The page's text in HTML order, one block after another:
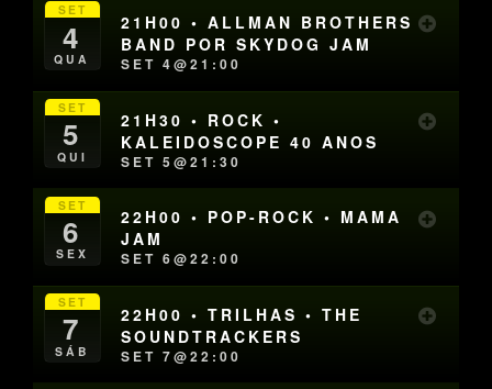
SET
4
QUA
21H00 • ALLMAN BROTHERS
BAND POR SKYDOG JAM
SET 4@21:00
SET
5
QUI
21H30 • ROCK •
KALEIDOSCOPE 40 ANOS
SET 5@21:30
SET
6
SEX
22H00 • POP-ROCK • MAMA
JAM
SET 6@22:00
SET
7
SÁB
22H00 • TRILHAS • THE
SOUNDTRACKERS
SET 7@22:00